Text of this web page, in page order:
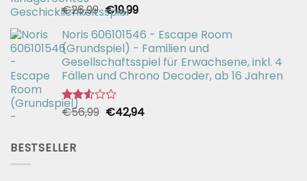
Bewertet
mit
2.49
von 5
€26,99 Ursprünglicher
Preis
war:
€26,99
€19,99Aktueller
ist:
€19,99.
Noris 606101546 - Escape Room
(Grundspiel) - Familien und
Gesellschaftsspiel für Erwachsene, inkl. 4
Fällen und Chrono Decoder, ab 16 Jahren
Bewertet
von 5
€56,99 Ursprünglicher
€42,94Aktueller
BESTSELLER